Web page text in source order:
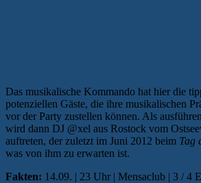
Das musikalische Kommando hat hier die
potenziellen Gäste, die ihre musikalischen
vor der Party zustellen können. Als
wird dann DJ @xel aus Rostock vom
auftreten, der zuletzt im Juni 2012 beim Tag
was von ihm zu erwarten ist.
Fakten: 14.09. | 23 Uhr | Mensaclub | 3 / 4